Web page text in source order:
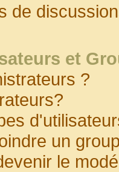
de
et
?
un
le